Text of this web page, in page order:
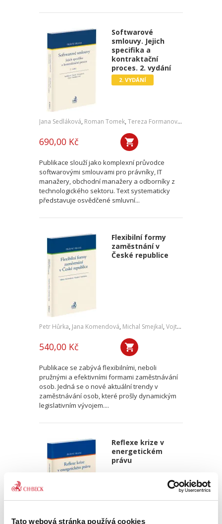
Tato webová stránka používá cookies
Softwarové
smlouvy. Jejich
specifika a
kontraktační
proces. 2. vydání
2. VYDÁNÍ
Jana Sedláková, Roman Tomek, Tereza Formanová ,
690,00 Kč
Publikace slouží jako komplexní průvodce
softwarovými smlouvami pro právníky, IT
manažery, obchodní manažery a odborníky z
technologického sektoru. Text systematicky
představuje osvědčené smluvní...
Flexibilní formy
zaměstnání v
České republice
Petr Hůrka, Jana Komendová, Michal Smejkal, Vojtěch Kadlubiec
540,00 Kč
Publikace se zabývá flexibilními, neboli
pružnými a efektivními formami zaměstnávání
osob. Jedná se o nové aktuální trendy v
zaměstnávání osob, které prošly dynamickým
legislativním vývojem....
Reflexe krize v
energetickém
právu